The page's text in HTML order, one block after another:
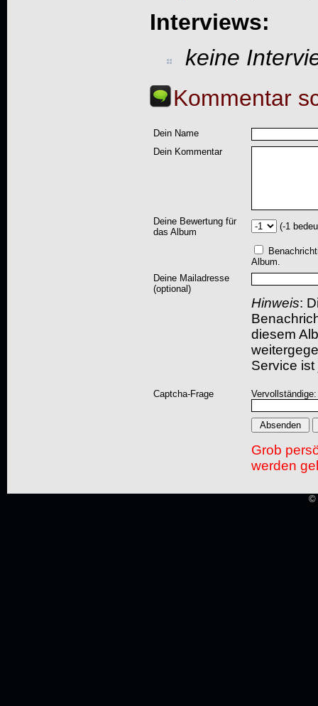
Interviews:
keine
Kommentar
Dein Name
Dein Kommentar
Deine Bewertung für
das Album
(-1
Album.
Deine Mailadresse
(optional)
Hinweis:
diesem
Service
Captcha-Frage
Grob
werden
©